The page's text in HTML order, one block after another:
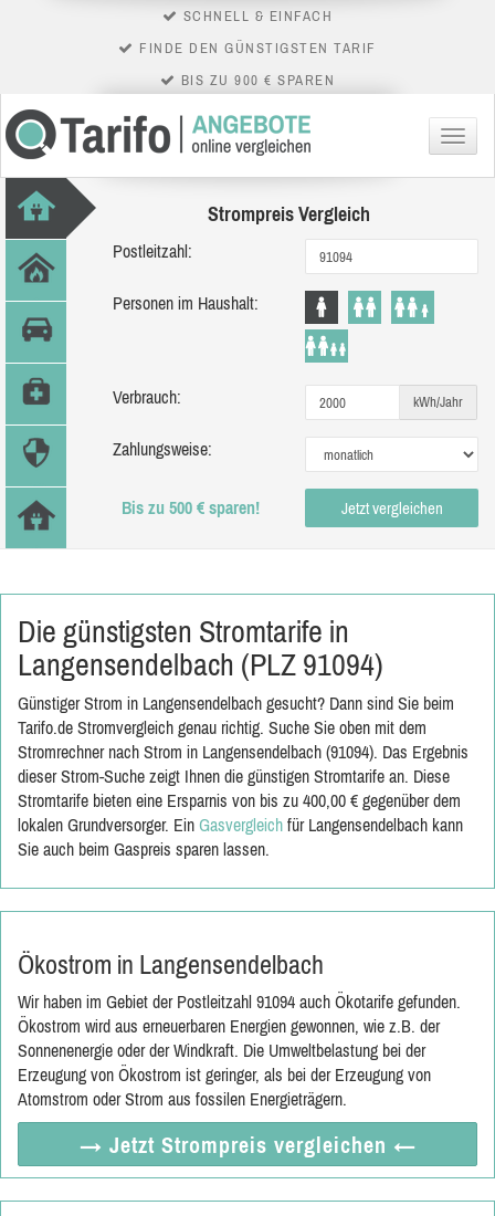
SCHNELL & EINFACH
FINDE DEN GÜNSTIGSTEN TARIF
BIS ZU 900 € SPAREN
Menü
Strompreis Vergleich
Postleitzahl:
Personen im Haushalt:
Verbrauch: kWh/Jahr
Zahlungsweise:
Bis zu 500 € sparen! Jetzt vergleichen
Die günstigsten Stromtarife in
Langensendelbach (PLZ 91094)
Günstiger Strom in Langensendelbach gesucht? Dann sind Sie beim
Tarifo.de Stromvergleich genau richtig. Suche Sie oben mit dem
Stromrechner nach Strom in Langensendelbach (91094). Das Ergebnis
dieser Strom-Suche zeigt Ihnen die günstigen Stromtarife an. Diese
Stromtarife bieten eine Ersparnis von bis zu 400,00 € gegenüber dem
lokalen Grundversorger. Ein Gasvergleich für Langensendelbach kann
Sie auch beim Gaspreis sparen lassen.
Ökostrom in Langensendelbach
Wir haben im Gebiet der Postleitzahl 91094 auch Ökotarife gefunden.
Ökostrom wird aus erneuerbaren Energien gewonnen, wie z.B. der
Sonnenenergie oder der Windkraft. Die Umweltbelastung bei der
Erzeugung von Ökostrom ist geringer, als bei der Erzeugung von
Atomstrom oder Strom aus fossilen Energieträgern.
→ Jetzt Strompreis vergleichen ←